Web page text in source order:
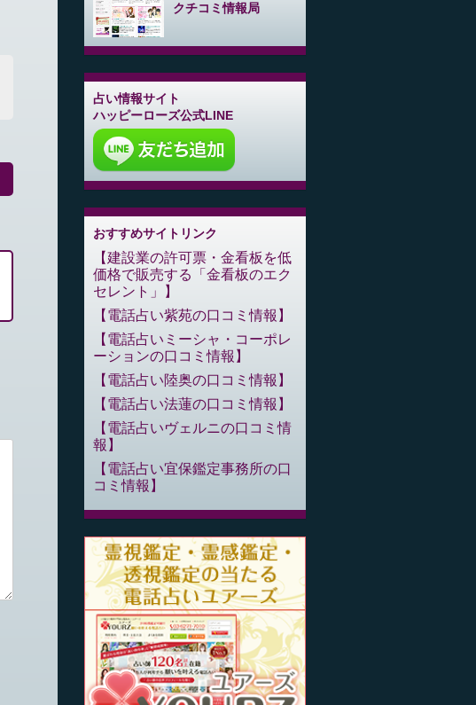
クチコミ情報局
占い情報サイト
ハッピーローズ公式LINE
おすすめサイトリンク
建設業の許可票・金看板を低
価格で販売する「金看板のエク
セレント」
電話占い紫苑の口コミ情報
電話占いミーシャ・コーポレ
ーションの口コミ情報
電話占い陸奥の口コミ情報
電話占い法蓮の口コミ情報
電話占いヴェルニの口コミ情
報
電話占い宜保鑑定事務所の口
コミ情報